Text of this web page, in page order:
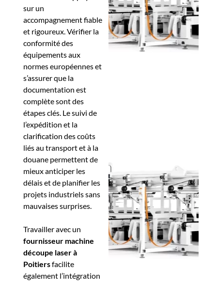
sur un
accompagnement fiable
et rigoureux. Vérifier la
conformité des
équipements aux
normes européennes et
s’assurer que la
documentation est
complète sont des
étapes clés. Le suivi de
l’expédition et la
clarification des coûts
liés au transport et à la
douane permettent de
mieux anticiper les
délais et de planifier les
projets industriels sans
mauvaises surprises.
Travailler avec un
fournisseur machine
découpe laserà
Poitiersfacilite
également l’intégration